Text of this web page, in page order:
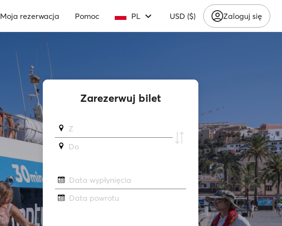
Moja rezerwacja Pomoc PL USD ($) Zaloguj się
Zarezerwuj bilet
Z
Do
Data wypłynięcia
Data powrotu